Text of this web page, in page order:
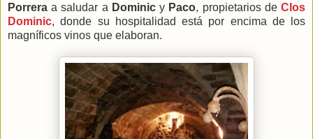
Porrera a saludar a Dominicy Paco, propietarios deClos
Dominic, donde su hospitalidad está por encima de los
magníficos vinos que elaboran.